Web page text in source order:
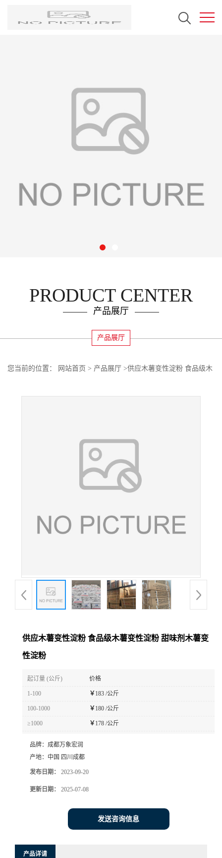
PRODUCT CENTER
产品展厅
产品展厅
您当前的位置： 网站首页 > 产品展厅 >供应木薯变性淀粉 食品级木
供应木薯变性淀粉 食品级木薯变性淀粉 甜味剂木薯变
性淀粉
起订量 (公斤) 价格
1-100 ￥ 183 /公斤
100-1000 ￥ 180 /公斤
≥1000 ￥ 178 /公斤
品牌： 成都万象宏润
产地： 中国 四川成都
发布日期： 2023-09-20
更新日期： 2025-07-08
发送咨询信息
产品详请